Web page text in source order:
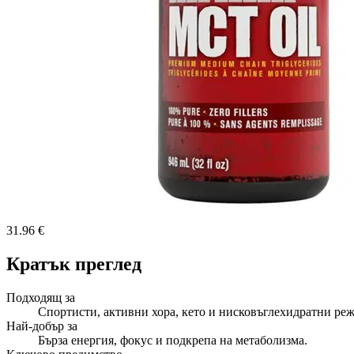
31.96 €
Кратък преглед
Подходящ за
Спортисти, активни хора, кето и нисковъглехидратни
Най-добър за
Бърза енергия, фокус и подкрепа на метаболизма.